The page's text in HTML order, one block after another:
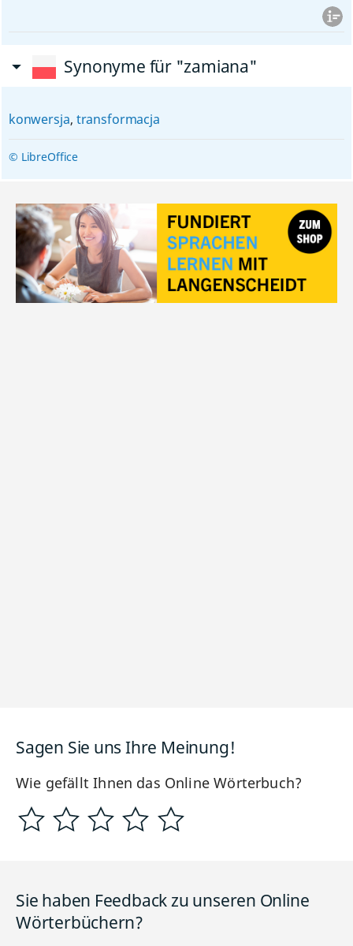
Synonyme für "zamiana"
konwersja, transformacja
© LibreOffice
Sagen Sie uns Ihre Meinung!
Wie gefällt Ihnen das Online Wörterbuch?
Sie haben Feedback zu unseren Online
Wörterbüchern?